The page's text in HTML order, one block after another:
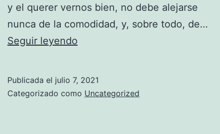
y el querer vernos bien, no debe alejarse
nunca de la comodidad, y, sobre todo, de…
Seguir leyendo
plantillas
Publicada el julio 7, 2021
Categorizado como Uncategorized